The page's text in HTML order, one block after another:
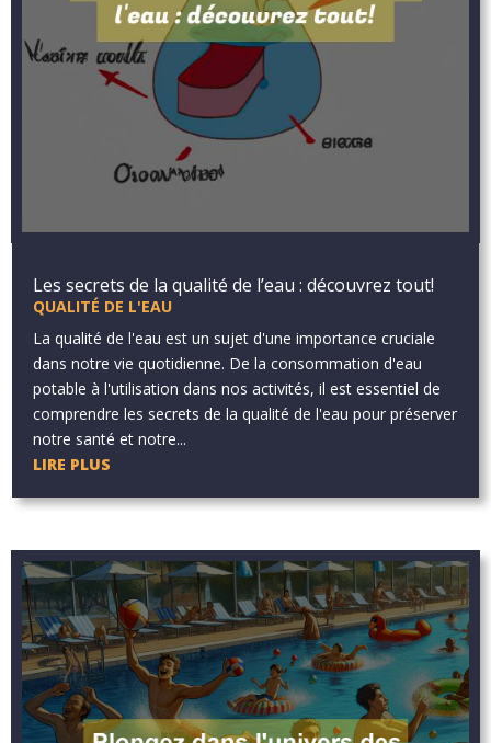
Les secrets de la qualité de l’eau : découvrez tout!
QUALITÉ DE L'EAU
La qualité de l'eau est un sujet d'une importance cruciale
dans notre vie quotidienne. De la consommation d'eau
potable à l'utilisation dans nos activités, il est essentiel de
comprendre les secrets de la qualité de l'eau pour préserver
notre santé et notre...
LIRE PLUS